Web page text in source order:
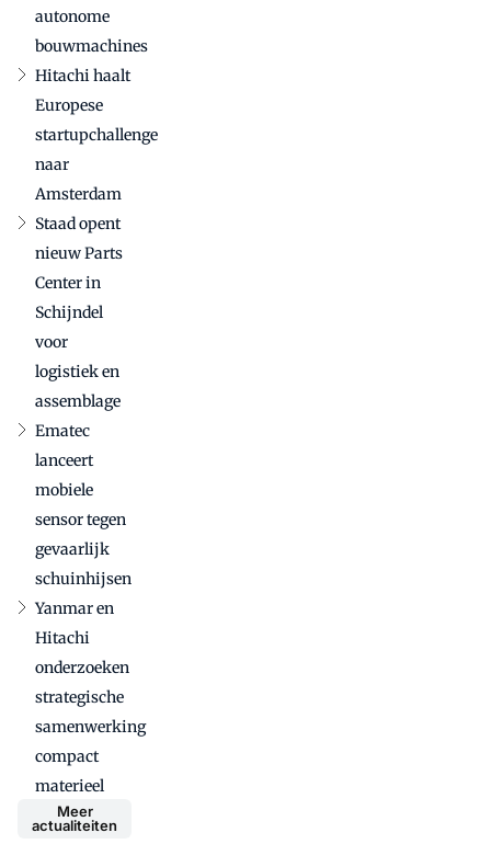
autonome
bouwmachines
Hitachi haalt
Europese
startupchallenge
naar
Amsterdam
Staad opent
nieuw Parts
Center in
Schijndel
voor
logistiek en
assemblage
Ematec
lanceert
mobiele
sensor tegen
gevaarlijk
schuinhijsen
Yanmar en
Hitachi
onderzoeken
strategische
samenwerking
compact
materieel
Meer
actualiteiten